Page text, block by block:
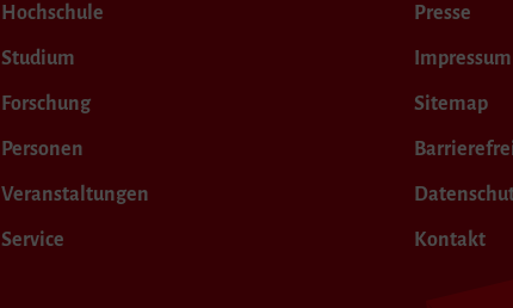
Hochschule
Studium
Forschung
Personen
Veranstaltungen
Service
Presse
Impressum
Sitemap
Kontakt